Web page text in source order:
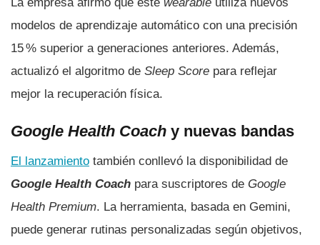
modelos de aprendizaje automático con una precisión
15 % superior a generaciones anteriores. Además,
actualizó el algoritmo de Sleep Score para reflejar
mejor la recuperación física.
Google Health Coach y nuevas bandas
El lanzamiento también conllevó la disponibilidad de
Google Health Coach para suscriptores de Google
Health Premium. La herramienta, basada en Gemini,
puede generar rutinas personalizadas según objetivos,